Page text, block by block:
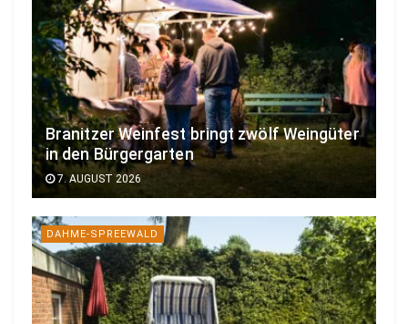
Branitzer Weinfest bringt zwölf Weingüter
in den Bürgergarten
7. AUGUST 2026
DAHME-SPREEWALD